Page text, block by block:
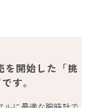
を開始した「挑
す。